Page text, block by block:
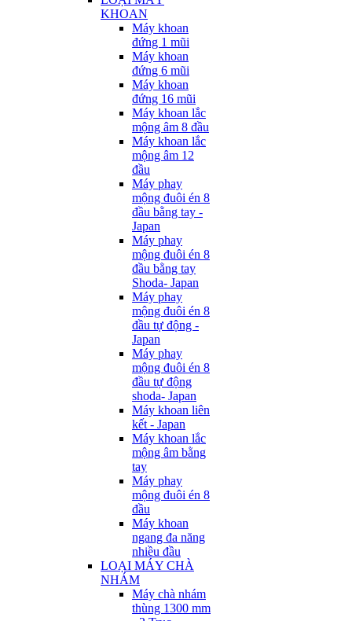
KHOAN
Máy khoan
đứng 1 mũi
Máy khoan
đứng 6 mũi
Máy khoan
đứng 16 mũi
Máy khoan lắc
mộng âm 8 đầu
Máy khoan lắc
mộng âm 12
đầu
Máy phay
mộng đuôi én 8
đầu bằng tay -
Japan
Máy phay
mộng đuôi én 8
đầu bằng tay
Shoda- Japan
Máy phay
mộng đuôi én 8
đầu tự động -
Japan
Máy phay
mộng đuôi én 8
đầu tự động
shoda- Japan
Máy khoan liên
kết - Japan
Máy khoan lắc
mộng âm bằng
tay
Máy phay
mộng đuôi én 8
đầu
Máy khoan
ngang đa năng
nhiều đầu
LOẠI MÁY CHÀ
NHÁM
Máy chà nhám
thùng 1300 mm